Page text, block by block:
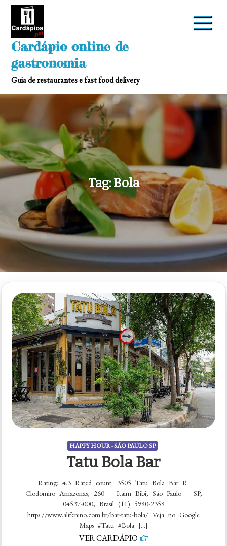
Skip
Cardápio online de
gastronomia
Guia de restaurantes e fast food delivery
Tag:Bola
HAPPY HOUR - SÃO PAULO SP
Tatu Bola Bar
Rating: 4.3 Rated count: 3505 Tatu Bola Bar R.
Clodomiro Amazonas, 260 – Itaim Bibi, São Paulo – SP,
04537-000, Brasil (11) 5990-2359
https://www.alifenino.com.br/bar-tatu-bola/ Veja no Google
Maps #Tatu #Bola […]
VER CARDÁPIO